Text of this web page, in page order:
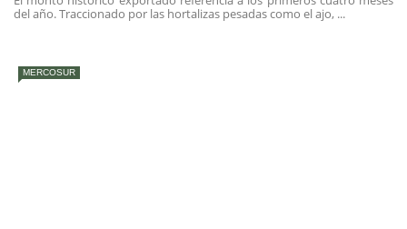
del año. Traccionado por las hortalizas pesadas como el ajo, ...
MERCOSUR